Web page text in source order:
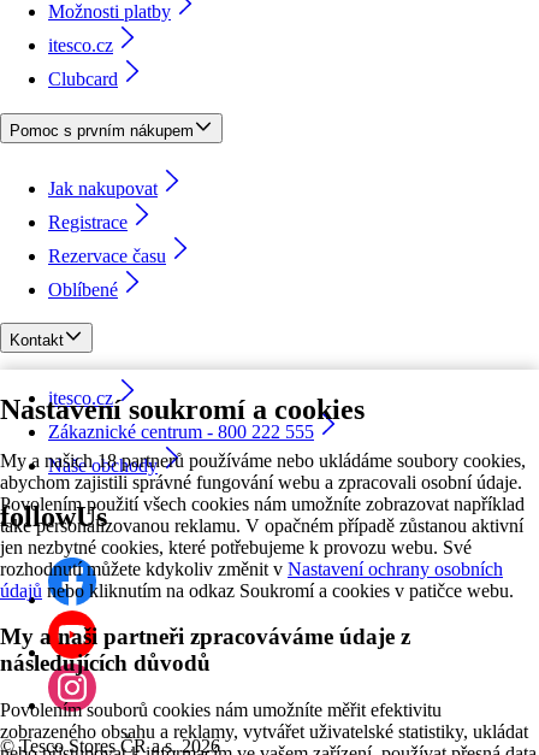
Nastavení soukromí a cookies
My a našich 18 partnerů používáme nebo ukládáme soubory cookies,
abychom zajistili správné fungování webu a zpracovali osobní údaje.
Povolením použití všech cookies nám umožníte zobrazovat například
také personalizovanou reklamu. V opačném případě zůstanou aktivní
jen nezbytné cookies, které potřebujeme k provozu webu. Své
rozhodnutí můžete kdykoliv změnit v Nastavení ochrany osobních
údajů nebo kliknutím na odkaz Soukromí a cookies v patičce webu.
My a naši partneři zpracováváme údaje z
následujících důvodů
Povolením souborů cookies nám umožníte měřit efektivitu
zobrazeného obsahu a reklamy, vytvářet uživatelské statistiky, ukládat
Možnosti platby
itesco.cz
Clubcard
Pomoc s prvním nákupem
Jak nakupovat
Registrace
Rezervace času
Oblíbené
Kontakt
itesco.cz
Zákaznické centrum - 800 222 555
Naše obchody
followUs
©Tesco Stores ČR a.s. 2026